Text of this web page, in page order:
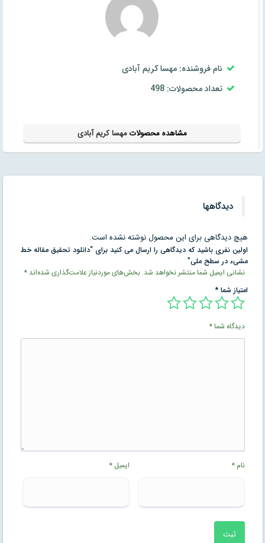
نام فروشنده: مهسا کریم آبادی
تعداد محصولات: 498
مشاهده محصولاتمهسا کریم آبادی
دیدگاهها
هیچ دیدگاهی برای این محصول نوشته نشده است.
اولین نفری باشید که دیدگاهی را ارسال می کنید برای “دانلود تحقیق مقاله خط
مشیء در سطح ملی”
نشانی ایمیل شما منتشر نخواهد شد. بخش‌های موردنیاز علامت‌گذاری شده‌اند*
امتیاز شما*
دیدگاه شما*
نام* ایمیل*